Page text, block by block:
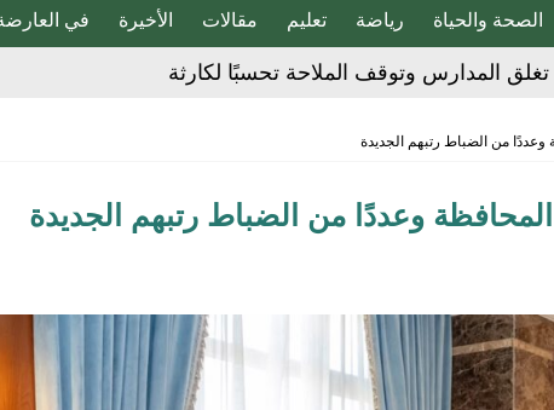
الصحة والحياة رياضة تعليم مقالات الأخيرة في
الحوثي على المملكة والسفن
دون التأثير على الطعم
بين السعودية وتركيا وباكستان
المخدر في الشرقية
من الضباط رتبهم الجديدة
وعددًا من الضباط رتبهم الجديدة